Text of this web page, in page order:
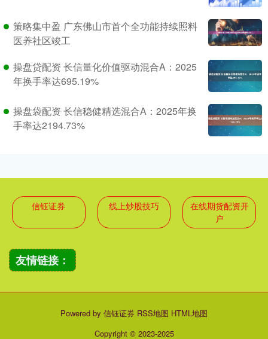
策略集中盈 广东佛山市首个全功能持续照料
医养社区竣工
操盘贷配资 长信量化价值驱动混合A：2025
年换手率达695.19%
操盘袋配资 长信稳健精选混合A：2025年换
手率达2194.73%
信钰证券 线上炒股技巧
在线期货配资开
户
友情链接：
Powered by 信钰证券 RSS地图 HTML地图
Copyright © 2023-2025